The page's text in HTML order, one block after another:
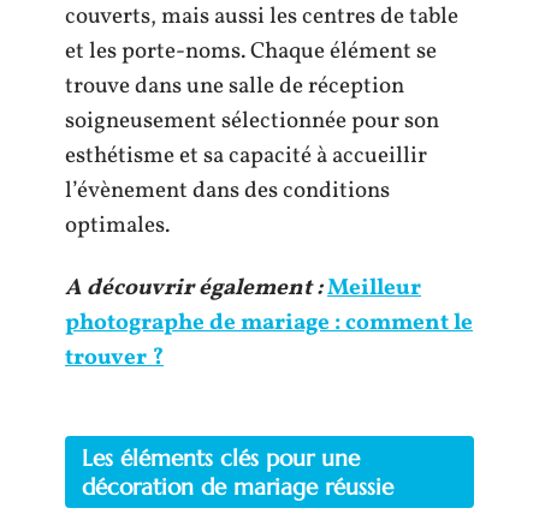
couverts, mais aussi les centres de table
et les porte-noms. Chaque élément se
trouve dans une salle de réception
soigneusement sélectionnée pour son
esthétisme et sa capacité à accueillir
l’évènement dans des conditions
optimales.
A découvrir également :Meilleur
photographe de mariage : comment le
trouver ?
Les éléments clés pour une
décoration de mariage réussie